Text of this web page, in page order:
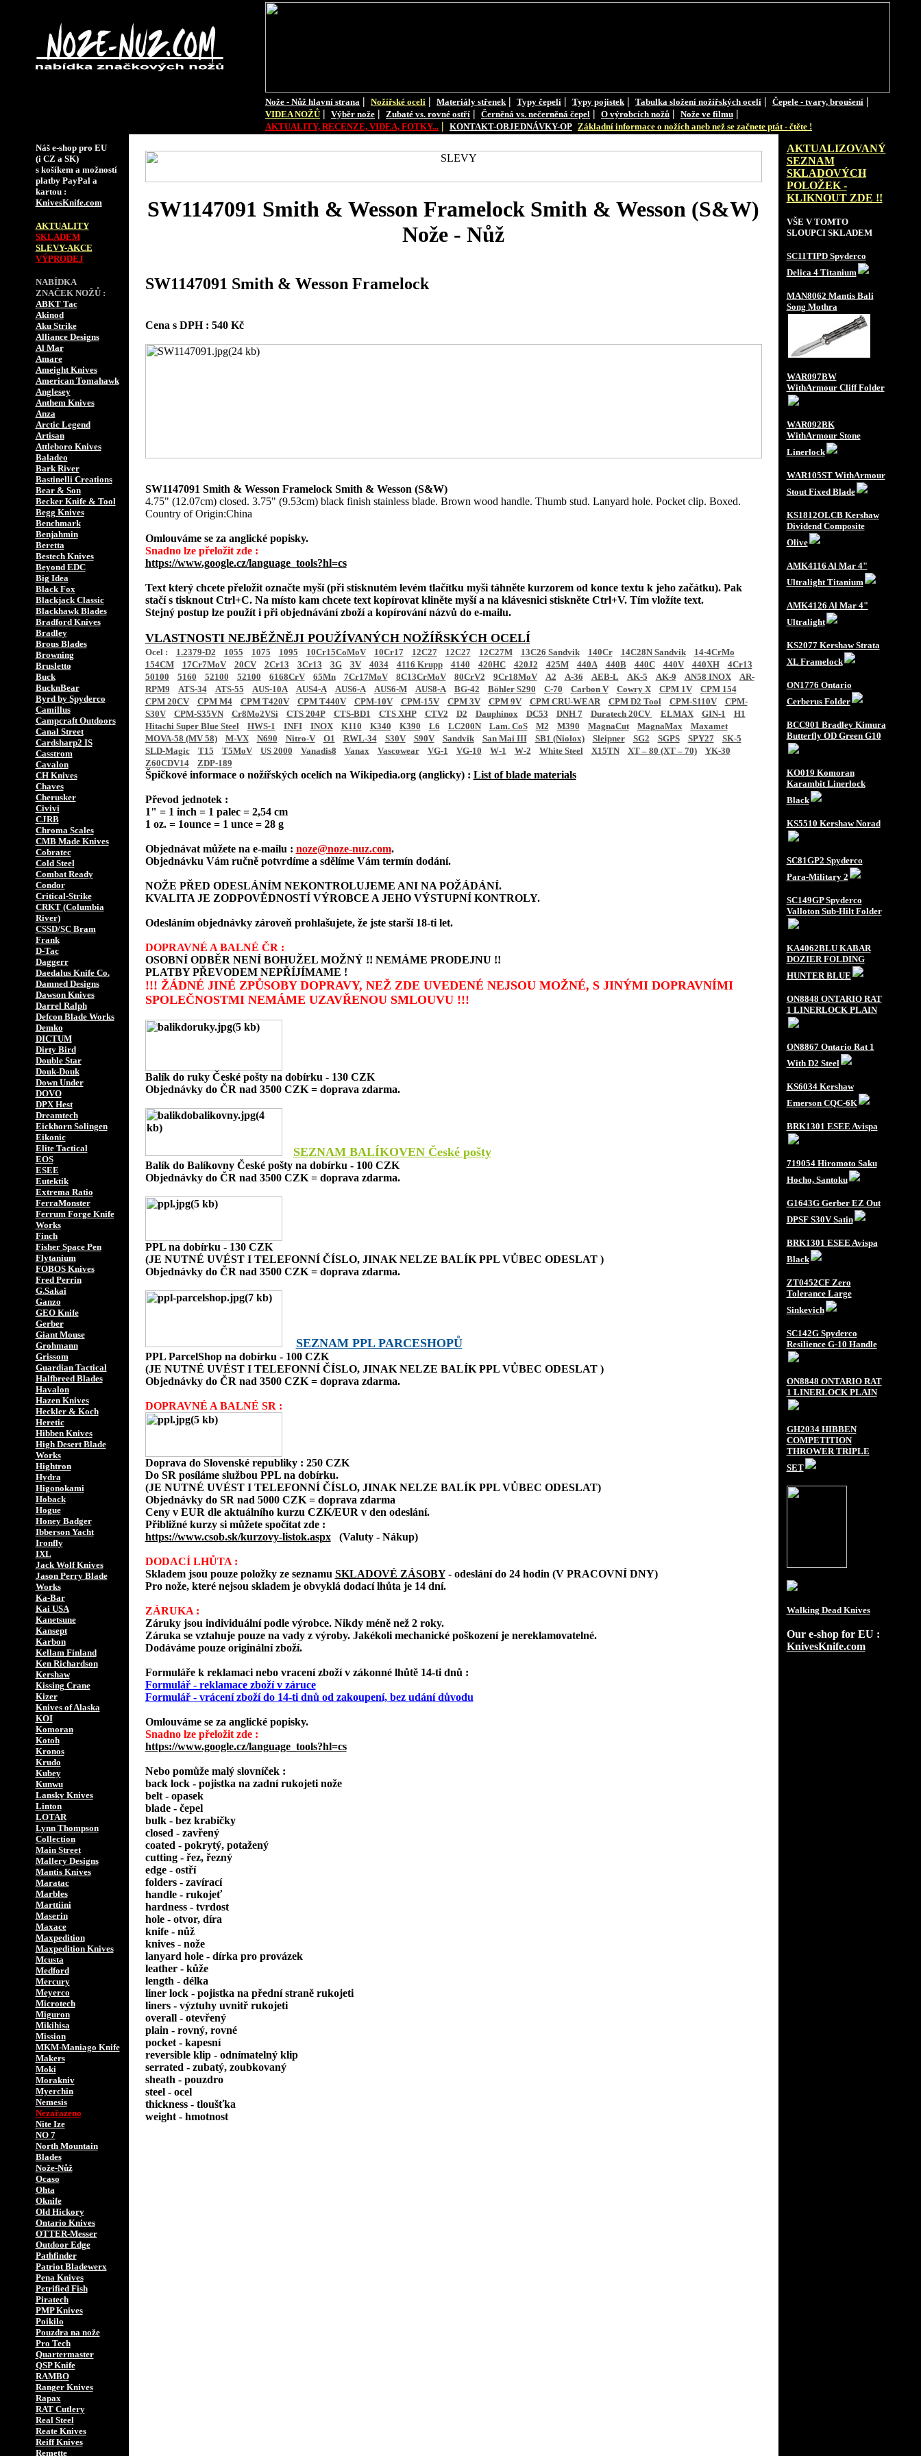
Nože - Nůž hlavní strana | Nožířské oceli | Materiály střenek | Typy čepelí | Typy pojistek | Tabulka složení nožířských ocelí | Čepele - tvary, broušení |
VIDEA NOŽŮ | Výběr nože | Zubaté vs. rovné ostří | Černěná vs. nečerněná čepel | O výrobcích nožů | Nože ve filmu |
AKTUALITY, RECENZE, VIDEA, FOTKY... | KONTAKT-OBJEDNÁVKY-OP Základní informace o nožích aneb než se začnete ptát - čtěte !
Náš e-shop pro EU
(i CZ a SK)
s košíkem a možností
platby PayPal a
kartou :
KnivesKnife.com
AKTUALITY
SKLADEM
SLEVY-AKCE
VÝPRODEJ
NABÍDKA
ZNAČEK NOŽŮ :
ABKT Tac
Akinod
Aku Strike
Alliance Designs
Al Mar
Amare
Ameight Knives
American Tomahawk
Anglesey
Anthem Knives
Anza
Arctic Legend
Artisan
Attleboro Knives
Baladeo
Bark River
Bastinelli Creations
Bear & Son
Becker Knife & Tool
Begg Knives
Benchmark
Benjahmin
Beretta
Bestech Knives
Beyond EDC
Big Idea
Black Fox
Blackjack Classic
Blackhawk Blades
Bradford Knives
Bradley
Brous Blades
Browning
Brusletto
Buck
BucknBear
Byrd by Spyderco
Camillus
Campcraft Outdoors
Canal Street
Cardsharp2 IS
Casstrom
Cavalon
CH Knives
Chaves
Cherusker
Civivi
CJRB
Chroma Scales
CMB Made Knives
Cobratec
Cold Steel
Combat Ready
Condor
Critical-Strike
CRKT (Columbia
River)
CSSD/SC Bram
Frank
D-Tac
Daggerr
Daedalus Knife Co.
Damned Designs
Dawson Knives
Darrel Ralph
Defcon Blade Works
Demko
DICTUM
Dirty Bird
Double Star
Douk-Douk
Down Under
DOVO
DPX Hest
Dreamtech
Eickhorn Solingen
Eikonic
Elite Tactical
EOS
ESEE
Eutektik
Extrema Ratio
FerraMonster
Ferrum Forge Knife
Works
Finch
Fisher Space Pen
Flytanium
FOBOS Knives
Fred Perrin
G.Sakai
Ganzo
GEO Knife
Gerber
Giant Mouse
Grohmann
Grissom
Guardian Tactical
Halfbreed Blades
Havalon
Hazen Knives
Heckler & Koch
Heretic
Hibben Knives
High Desert Blade
Works
Hightron
Hydra
Higonokami
Hoback
Hogue
Honey Badger
Ibberson Yacht
Ironfly
IXL
Jack Wolf Knives
Jason Perry Blade
Works
Ka-Bar
Kai USA
Kanetsune
Kansept
Karbon
Kellam Finland
Ken Richardson
Kershaw
Kissing Crane
Kizer
Knives of Alaska
KOI
Komoran
Kotoh
Kronos
Krudo
Kubey
Kunwu
Lansky Knives
Linton
LOTAR
Lynn Thompson
Collection
Main Street
Mallery Designs
Mantis Knives
Maratac
Marbles
Marttiini
Maserin
Maxace
Maxpedition
Maxpedition Knives
Mcusta
Medford
Mercury
Meyerco
Microtech
Miguron
Mikihisa
Mission
MKM-Maniago Knife
Makers
Moki
Morakniv
Myerchin
Nemesis
Nezařazeno
Nite Ize
NO 7
North Mountain
Blades
Nože-Nůž
Ocaso
Ohta
Oknife
Old Hickory
Ontario Knives
OTTER-Messer
Outdoor Edge
Pathfinder
Patriot Bladewerx
Pena Knives
Petrified Fish
Piratech
PMP Knives
Poikilo
Pouzdra na nože
Pro Tech
Quartermaster
QSP Knife
RAMBO
Ranger Knives
Rapax
RAT Cutlery
Real Steel
Reate Knives
Reiff Knives
Remette
SW1147091 Smith & Wesson Framelock Smith & Wesson (S&W)
Nože - Nůž
SW1147091 Smith & Wesson Framelock
Cena s DPH : 540 Kč
SW1147091 Smith & Wesson Framelock Smith & Wesson (S&W)
4.75" (12.07cm) closed. 3.75" (9.53cm) black finish stainless blade. Brown wood handle. Thumb stud. Lanyard hole. Pocket clip. Boxed.
Country of Origin:China
Omlouváme se za anglické popisky.
Snadno lze přeložit zde :
https://www.google.cz/language_tools?hl=cs
Text který chcete přeložit označte myší (při stisknutém levém tlačítku myši táhněte kurzorem od konce textu k jeho začátku). Pak
stačí s tisknout Ctrl+C. Na místo kam chcete text kopírovat kliněte myší a na klávesnici stiskněte Ctrl+V. Tím vložíte text.
Stejný postup lze použít i při objednávání zboží a kopírování názvů do e-mailu.
VLASTNOSTI NEJBĚŽNĚJI POUŽÍVANÝCH NOŽÍŘSKÝCH OCELÍ
Ocel : 1.2379-D2 1055 1075 1095 10Cr15CoMoV 10Cr17 12C27 12C27 12C27M 13C26 Sandvik 140Cr 14C28N Sandvik
14-4CrMo
154CM
17Cr7MoV 20CV 2Cr13 3Cr13 3G 3V 4034 4116 Krupp 4140 420HC 420J2 425M 440A 440B 440C 440V 440XH
4Cr13
50100
5160 52100 52100 6168CrV 65Mn 7Cr17MoV 8C13CrMoV 80CrV2 9Cr18MoV A2 A-36 AEB-L AK-5 AK-9 AN58 INOX
AR-
RPM9
ATS-34 ATS-55 AUS-10A AUS4-A AUS6-A AUS6-M AUS8-A BG-42 Böhler S290 C-70 Carbon V Cowry X CPM 1V
CPM 154
CPM 20CV
CPM M4 CPM T420V CPM T440V CPM-10V CPM-15V CPM 3V CPM 9V CPM CRU-WEAR CPM D2 Tool CPM-S110V
CPM-
S30V
CPM-S35VN Cr8Mo2VSi CTS 204P CTS-BD1 CTS XHP CTV2 D2 Dauphinox DC53 DNH 7 Duratech 20CV ELMAX GIN-1
H1
Hitachi Super Blue Steel
HWS-1 INFI INOX K110 K340 K390 L6 LC200N Lam. CoS M2 M390 MagnaCut MagnaMax
Maxamet
MOVA-58 (MV 58)
M-VX N690 Nitro-V O1 RWL-34 S30V S90V Sandvik San Mai III SB1 (Niolox) Sleipner SG2 SGPS SPY27
SK-5
SLD-Magic
T15 T5MoV US 2000 Vanadis8 Vanax Vascowear VG-1 VG-10 W-1 W-2 White Steel X15TN XT – 80 (XT – 70)
YK-30
Z60CDV14
ZDP-189
Špičkové informace o nožířských ocelích na Wikipedia.org (anglicky) : List of blade materials
Převod jednotek :
1" = 1 inch = 1 palec = 2,54 cm
1 oz. = 1ounce = 1 unce = 28 g
Objednávat můžete na e-mailu : noze@noze-nuz.com.
Objednávku Vám ručně potvrdíme a sdělíme Vám termín dodání.
NOŽE PŘED ODESLÁNÍM NEKONTROLUJEME ANI NA POŽÁDÁNÍ.
KVALITA JE ZODPOVĚDNOSTÍ VÝROBCE A JEHO VÝSTUPNÍ KONTROLY.
Odesláním objednávky zároveň prohlašujete, že jste starší 18-ti let.
DOPRAVNÉ A BALNÉ ČR :
OSOBNÍ ODBĚR NENÍ BOHUŽEL MOŽNÝ !! NEMÁME PRODEJNU !!
PLATBY PŘEVODEM NEPŘÍJÍMAME !
!!! ŽÁDNÉ JINÉ ZPŮSOBY DOPRAVY, NEŽ ZDE UVEDENÉ NEJSOU MOŽNÉ, S JINÝMI DOPRAVNÍMI
SPOLEČNOSTMI NEMÁME UZAVŘENOU SMLOUVU !!!
Balík do ruky České pošty na dobírku - 130 CZK
Objednávky do ČR nad 3500 CZK = doprava zdarma.
SEZNAM BALÍKOVEN České pošty
Balík do Balíkovny České pošty na dobírku - 100 CZK
Objednávky do ČR nad 3500 CZK = doprava zdarma.
PPL na dobírku - 130 CZK
(JE NUTNÉ UVÉST I TELEFONNÍ ČÍSLO, JINAK NELZE BALÍK PPL VŮBEC ODESLAT )
Objednávky do ČR nad 3500 CZK = doprava zdarma.
SEZNAM PPL PARCESHOPŮ
PPL ParcelShop na dobírku - 100 CZK
(JE NUTNÉ UVÉST I TELEFONNÍ ČÍSLO, JINAK NELZE BALÍK PPL VŮBEC ODESLAT )
Objednávky do ČR nad 3500 CZK = doprava zdarma.
DOPRAVNÉ A BALNÉ SR :
Doprava do Slovenské republiky : 250 CZK
Do SR posíláme službou PPL na dobírku.
(JE NUTNÉ UVÉST I TELEFONNÍ ČÍSLO, JINAK NELZE BALÍK PPL VŮBEC ODESLAT)
Objednávky do SR nad 5000 CZK = doprava zdarma
Ceny v EUR dle aktuálního kurzu CZK/EUR v den odeslání.
Přibližné kurzy si můžete spočítat zde :
https://www.csob.sk/kurzovy-listok.aspx
(Valuty - Nákup)
DODACÍ LHŮTA :
Skladem jsou pouze položky ze seznamu SKLADOVÉ ZÁSOBY - odeslání do 24 hodin (V PRACOVNÍ DNY)
Pro nože, které nejsou skladem je obvyklá dodací lhůta je 14 dní.
ZÁRUKA :
Záruky jsou individuální podle výrobce. Nikdy méně než 2 roky.
Záruka se vztahuje pouze na vady z výroby. Jakékoli mechanické poškození je nereklamovatelné.
Dodáváme pouze originální zboží.
Formuláře k reklamaci nebo vracení zboží v zákonné lhůtě 14-ti dnů :
Formulář - reklamace zboží v záruce
Formulář - vrácení zboží do 14-ti dnů od zakoupení, bez udání důvodu
Omlouváme se za anglické popisky.
Snadno lze přeložit zde :
https://www.google.cz/language_tools?hl=cs
Nebo pomůže malý slovníček :
back lock - pojistka na zadní rukojeti nože
belt - opasek
blade - čepel
bulk - bez krabičky
closed - zavřený
coated - pokrytý, potažený
cutting - řez, řezný
edge - ostří
folders - zavírací
handle - rukojeť
hardness - tvrdost
hole - otvor, díra
knife - nůž
knives - nože
lanyard hole - dírka pro provázek
leather - kůže
length - délka
liner lock - pojistka na přední straně rukojeti
liners - výztuhy uvnitř rukojeti
overall - otevřený
plain - rovný, rovné
pocket - kapesní
reversible klip - odnímatelný klip
serrated - zubatý, zoubkovaný
sheath - pouzdro
steel - ocel
thickness - tloušťka
weight - hmotnost
AKTUALIZOVANÝ
SEZNAM
SKLADOVÝCH
POLOŽEK -
KLIKNOUT ZDE !!
VŠE V TOMTO
SLOUPCI SKLADEM
SC11TIPD Spyderco
Delica 4 Titanium
MAN8062 Mantis Bali
Song Mothra
WAR097BW
WithArmour Cliff Folder
WAR092BK
WithArmour Stone
Linerlock
WAR105ST WithArmour
Stout Fixed Blade
KS1812OLCB Kershaw
Dividend Composite
Olive
AMK4116 Al Mar 4"
Ultralight Titanium
AMK4126 Al Mar 4"
Ultralight
KS2077 Kershaw Strata
XL Framelock
ON1776 Ontario
Cerberus Folder
BCC901 Bradley Kimura
Butterfly OD Green G10
KO019 Komoran
Karambit Linerlock
Black
KS5510 Kershaw Norad
SC81GP2 Spyderco
Para-Military 2
SC149GP Spyderco
Valloton Sub-Hilt Folder
KA4062BLU KABAR
DOZIER FOLDING
HUNTER BLUE
ON8848 ONTARIO RAT
1 LINERLOCK PLAIN
ON8867 Ontario Rat 1
With D2 Steel
KS6034 Kershaw
Emerson CQC-6K
BRK1301 ESEE Avispa
719054 Hiromoto Saku
Hocho, Santoku
G1643G Gerber EZ Out
DPSF S30V Satin
BRK1301 ESEE Avispa
Black
ZT0452CF Zero
Tolerance Large
Sinkevich
SC142G Spyderco
Resilience G-10 Handle
ON8848 ONTARIO RAT
1 LINERLOCK PLAIN
GH2034 HIBBEN
COMPETITION
THROWER TRIPLE
SET
Walking Dead Knives
Our e-shop for EU :
KnivesKnife.com